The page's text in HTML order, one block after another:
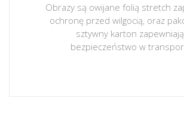
Obrazy są owijane folią stretch
ochronę przed wilgocią, oraz
sztywny karton
bezpieczeństwo w